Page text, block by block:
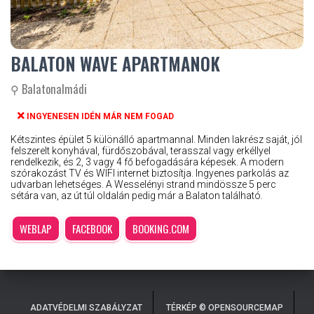
BALATON WAVE APARTMANOK
⚲ Balatonalmádi
INGYENESEN IDÉN MÁR NEM FOGAD
Kétszintes épület 5 különálló apartmannal. Minden lakrész saját, jól
felszerelt konyhával, fürdőszobával, terasszal vagy erkéllyel
rendelkezik, és 2, 3 vagy 4 fő befogadására képesek. A modern
szórakozást TV és WIFI internet biztosítja. Ingyenes parkolás az
udvarban lehetséges. A Wesselényi strand mindössze 5 perc
sétára van, az út túl oldalán pedig már a Balaton található.
WEBLAP FACEBOOK BOOKING.COM
ADATVÉDELMI SZABÁLYZAT TÉRKÉP © OPENSOURCEMAP